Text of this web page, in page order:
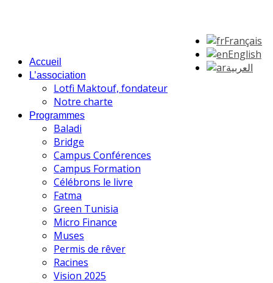
Français
English
العربية
Accueil
L’association
Lotfi Maktouf, fondateur
Notre charte
Programmes
Baladi
Bridge
Campus Conférences
Campus Formation
Célébrons le livre
Fatma
Green Tunisia
Micro Finance
Muses
Permis de rêver
Racines
Vision 2025